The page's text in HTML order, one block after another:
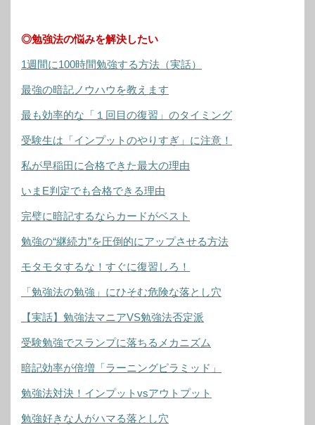
◎勉強法の悩みを解決したい
1週間に100時間勉強する方法（実話）
最強の暗記ノウハウを教えます
最も効率的な「１回目の復習」のタイミング
受験生は「インプットのやりすぎ」に注意！
私が早稲田に合格できた最大の理由
いまE判定でも合格できる理由
完璧に暗記するならカードがベスト
勉強の“継続力”を圧倒的にアップさせる方法
モタモタするな！すぐに復習しろ！
「勉強法の勉強」にひそむ危険な落とし穴
【実話】勉強法マニアVS勉強法否定派
受験勉強でスランプに落ちるメカニズム
暗記効率が倍増「ラーニングピラミッド」
勉強法対決！インプットvsアウトプット
勉強好きな人がハマる落とし穴